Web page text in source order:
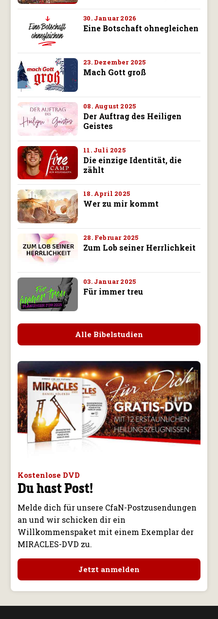
30. Januar 2026
Eine Botschaft ohnegleichen
23. Dezember 2025
Mach Gott groß
08. August 2025
Der Auftrag des Heiligen
Geistes
11. Juli 2025
Die einzige Identität, die
zählt
18. April 2025
Wer zu mir kommt
28. Februar 2025
Zum Lob seiner Herrlichkeit
03. Januar 2025
Für immer treu
Alle Bibelstudien
Kostenlose DVD
Du hast Post!
Melde dich für unsere CfaN-Postzusendungen
an und wir schicken dir ein
Willkommenspaket mit einem Exemplar der
MIRACLES-DVD zu.
Jetzt anmelden